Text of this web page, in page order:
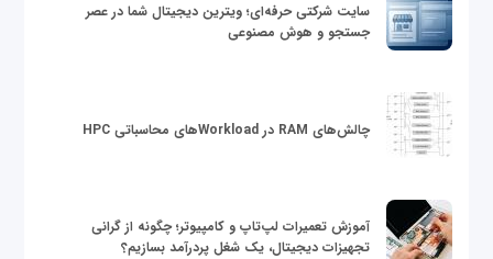
سایت شرکتی حرفه‌ای؛ ویترین دیجیتال شما در عصر
جستجو و هوش مصنوعی
چالش‌های RAM در Workloadهای محاسباتی HPC
آموزش تعمیرات لپ‌تاپ و کامپیوتر؛ چگونه از گرانی
تجهیزات دیجیتال، یک شغل پردرآمد بسازیم؟